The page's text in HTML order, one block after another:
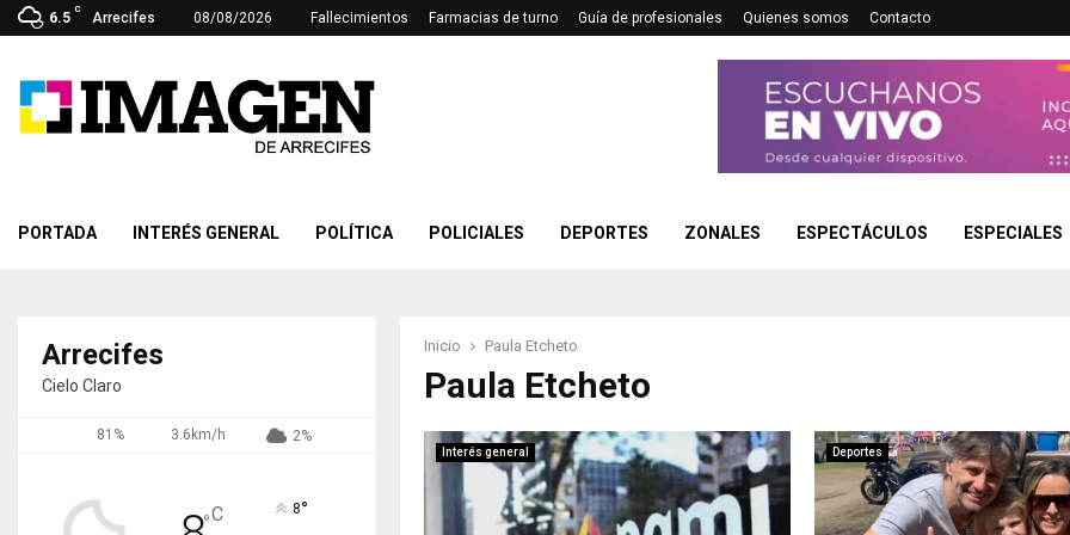
6.5
C
Arrecifes 08/08/2026 Fallecimientos Farmacias de turno Guía de profesionales Quienes somos Contacto
PORTADA INTERÉS GENERAL POLÍTICA POLICIALES DEPORTES ZONALES ESPECTÁCULOS ESPECIALES
Inicio Paula Etcheto
Paula Etcheto
Interés general Deportes
Arrecifes
Cielo Claro
81% 3.6km/h 2%
°C 8°